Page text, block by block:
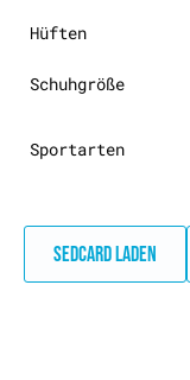
Hüften
Schuhgröße
Sportarten
SEDCARD LADEN